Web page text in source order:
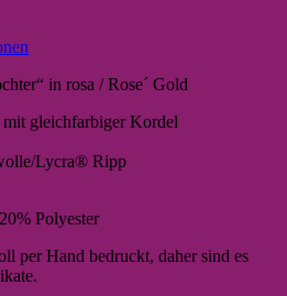
in rosa / Rose´ Gold
gleichfarbiger Kordel
Lycra® Ripp
Polyester
per Hand bedruckt, daher sind es